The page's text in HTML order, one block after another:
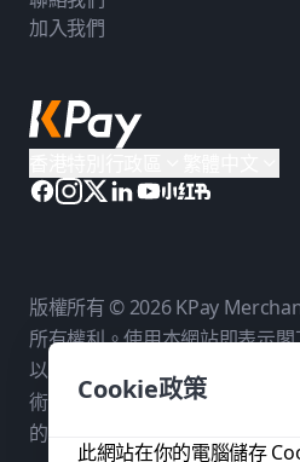
Cookie政策
此網站在你的電腦儲存
加入我們
版權所有 © 2026 KPay
所有權利。使用本網站即表示
以及
。KPay
術平台，而非銀行。付款服務由
的持牌付款夥伴提供。